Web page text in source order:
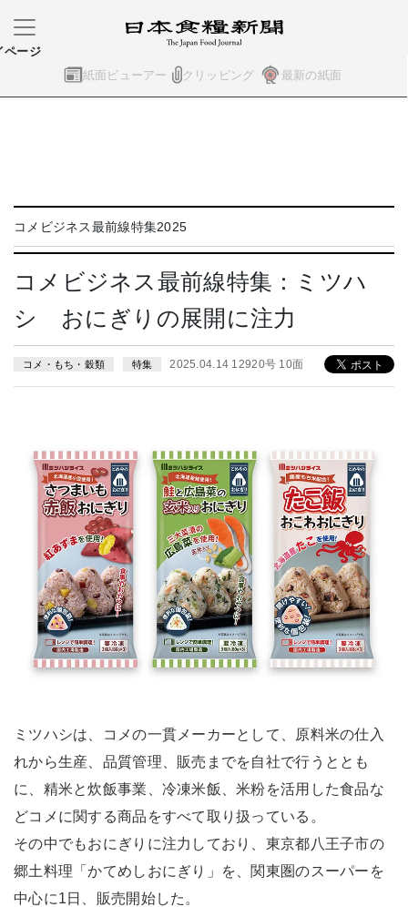
紙面ビューアー クリッピング 最新の紙面
ページ
コメビジネス最前線特集2025
コメビジネス最前線特集：ミツハ
シ おにぎりの展開に注力
コメ・もち・穀類 特集 2025.04.14 12920号 10面
ミツハシは、コメの一貫メーカーとして、原料米の仕入
れから生産、品質管理、販売までを自社で行うととも
に、精米と炊飯事業、冷凍米飯、米粉を活用した食品な
どコメに関する商品をすべて取り扱っている。
その中でもおにぎりに注力しており、東京都八王子市の
郷土料理「かてめしおにぎり」を、関東圏のスーパーを
中心に1日、販売開始した。